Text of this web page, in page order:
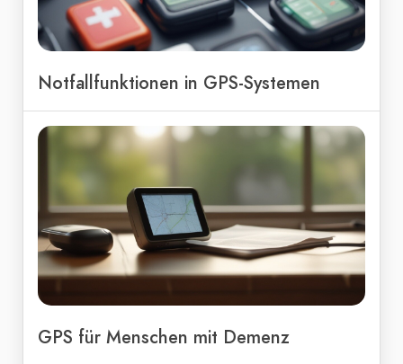
Notfallfunktionen in GPS-Systemen
GPS für Menschen mit Demenz